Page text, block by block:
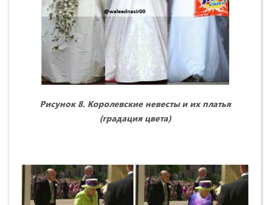
Рисунок 8. Королевские невесты и их платья
(градация цвета)